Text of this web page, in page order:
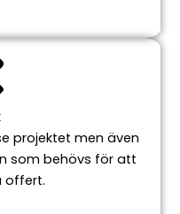
projektet men även
som behövs för att
offert.